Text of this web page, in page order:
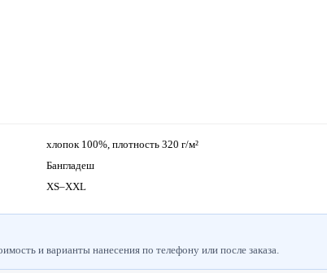
хлопок 100%, плотность 320 г/м²
Бангладеш
XS–XXL
и варианты нанесения по телефону или после заказа.